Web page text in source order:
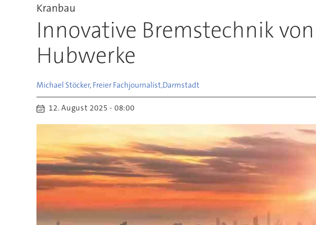
Kranbau
Innovative Bremstechnik
Hubwerke
Michael Stöcker, Freier Fachjournalist,Darmstadt
12. August 2025 - 08:00